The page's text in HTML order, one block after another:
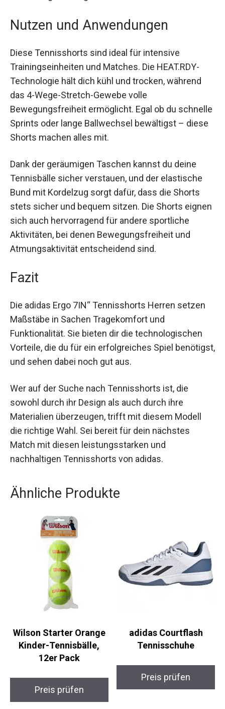
Umweltbelastung zu minimieren. Der Materialmix
aus Polyester und Elastan sorgt für eine schnelle
Trocknung und langanhaltende Frische.
Nutzen und Anwendungen
Diese Tennisshorts sind ideal für intensive
Trainingseinheiten und Matches. Die HEAT.RDY-
Technologie hält dich kühl und trocken, während
das 4-Wege-Stretch-Gewebe volle
Bewegungsfreiheit ermöglicht. Egal ob du
schnelle Sprints oder lange Ballwechsel
bewältigst – diese Shorts machen alles mit.
Dank der geräumigen Taschen kannst du deine
Tennisbälle sicher verstauen, und der elastische
Bund mit Kordelzug sorgt dafür, dass die Shorts
stets sicher und bequem sitzen. Die Shorts
eignen sich auch hervorragend für andere
Bewegungsfreiheit und Atmungsaktivität
Fazit
Die adidas Ergo 7IN“ Tennisshorts Herren setzen
Maßstäbe in Sachen Tragekomfort und
Funktionalität. Sie bieten dir die technologischen
Vorteile, die du für ein erfolgreiches Spiel
benötigst, und sehen dabei noch gut aus.
Wer auf der Suche nach Tennisshorts ist, die
sowohl durch ihr Design als auch durch ihre
Materialien überzeugen, trifft mit diesem Modell
Match mit diesen leistungsstarken und
Ähnliche Produkte
Wilson Starter Orange
Kinder-Tennisbälle,
12er Pack
adidas Courtflash
Tennisschuhe